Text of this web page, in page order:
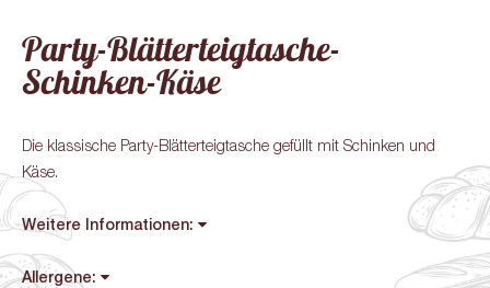
Party-Blätterteigtasche-
Schinken-Käse
Die klassische Party-Blätterteigtasche gefüllt mit Schinken und
Käse.
Weitere Informationen:
Allergene: